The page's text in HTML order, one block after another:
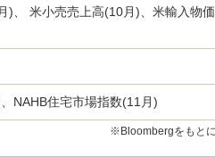
、 米小売売上高(10月)、米輸入物価
NAHB住宅市場指数(11月)
※Bloombergをもと